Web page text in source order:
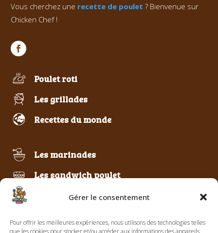
Gérer le consentement
Pour offrir les meilleures expériences, nous utilisons des technologies telles
que les cookies pour stocker et/ou accéder aux informations des appareils.
Vous cherchez une recette de poulet ? Bienvenue sur
Chicken Chef !
Poulet roti
Les grillades
Recettes du monde
Les marinades
Les sandwich poulet
Poulet frit & pané
Le best of Chicken Chef